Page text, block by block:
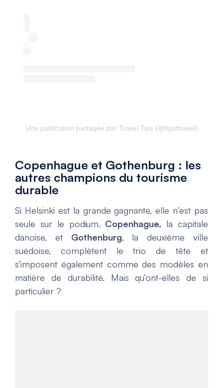
Une publication partagée par Travel Tips (@tipsttravel)
Copenhague et Gothenburg : les
autres champions du tourisme
durable
Si Helsinki est la grande gagnante, elle n’est pas
seule sur le podium. Copenhague, la capitale
danoise, et Gothenburg, la deuxième ville
suédoise, complètent le trio de tête et
s’imposent également comme des modèles en
matière de durabilité. Mais qu’ont-elles de si
particulier ?